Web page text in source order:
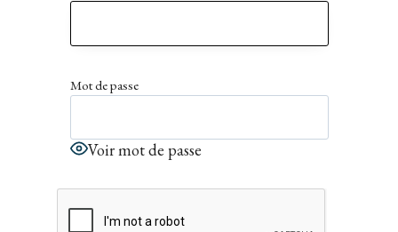
Mot de passe
Voir mot de passe